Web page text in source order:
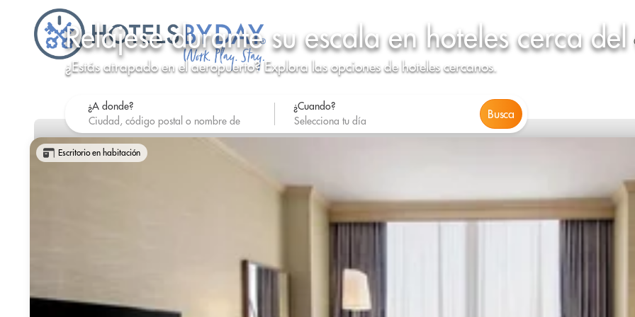
Relájese durante su escala en hoteles cerca
¿Estás atrapado en el aeropuerto? Explora las opciones de hoteles cercanos.
¿A donde? ¿Cuando?
Busca
Escritorio en habitación